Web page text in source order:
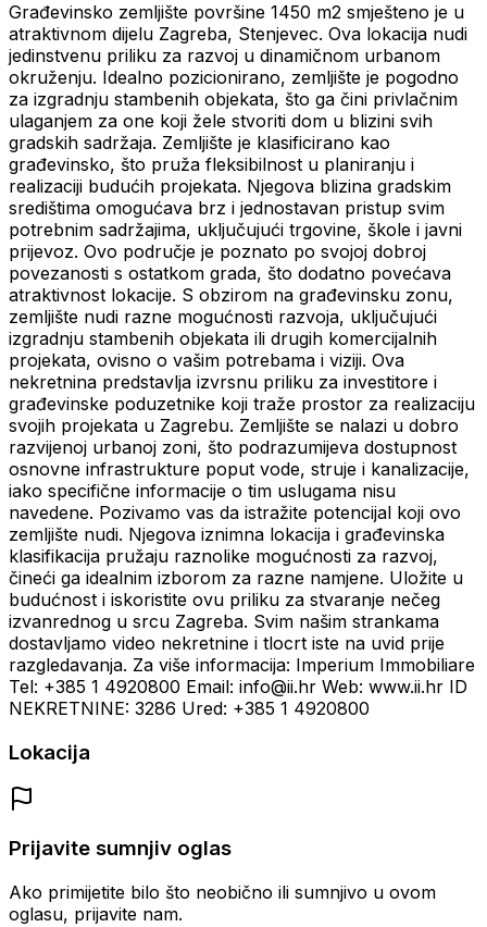
Građevinsko zemljište površine 1450 m2 smješteno je u
atraktivnom dijelu Zagreba, Stenjevec. Ova lokacija nudi
jedinstvenu priliku za razvoj u dinamičnom urbanom
okruženju. Idealno pozicionirano, zemljište je pogodno
za izgradnju stambenih objekata, što ga čini privlačnim
ulaganjem za one koji žele stvoriti dom u blizini svih
gradskih sadržaja. Zemljište je klasificirano kao
građevinsko, što pruža fleksibilnost u planiranju i
realizaciji budućih projekata. Njegova blizina gradskim
središtima omogućava brz i jednostavan pristup svim
potrebnim sadržajima, uključujući trgovine, škole i javni
prijevoz. Ovo područje je poznato po svojoj dobroj
povezanosti s ostatkom grada, što dodatno povećava
atraktivnost lokacije. S obzirom na građevinsku zonu,
zemljište nudi razne mogućnosti razvoja, uključujući
izgradnju stambenih objekata ili drugih komercijalnih
projekata, ovisno o vašim potrebama i viziji. Ova
nekretnina predstavlja izvrsnu priliku za investitore i
građevinske poduzetnike koji traže prostor za realizaciju
svojih projekata u Zagrebu. Zemljište se nalazi u dobro
razvijenoj urbanoj zoni, što podrazumijeva dostupnost
osnovne infrastrukture poput vode, struje i kanalizacije,
iako specifične informacije o tim uslugama nisu
navedene. Pozivamo vas da istražite potencijal koji ovo
zemljište nudi. Njegova iznimna lokacija i građevinska
klasifikacija pružaju raznolike mogućnosti za razvoj,
čineći ga idealnim izborom za razne namjene. Uložite u
budućnost i iskoristite ovu priliku za stvaranje nečeg
izvanrednog u srcu Zagreba. Svim našim strankama
dostavljamo video nekretnine i tlocrt iste na uvid prije
razgledavanja. Za više informacija: Imperium Immobiliare
Tel: +385 1 4920800 Email: info@ii.hr Web: www.ii.hr ID
NEKRETNINE: 3286 Ured: +385 1 4920800
Lokacija
Prijavite sumnjiv oglas
Ako primijetite bilo što neobično ili sumnjivo u ovom
oglasu, prijavite nam.